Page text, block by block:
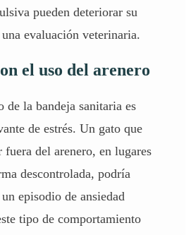
pueden deteriorar su
evaluación veterinaria.
el uso del arenero
de la bandeja sanitaria es
de estrés. Un gato que
fuera del arenero, en lugares
descontrolada, podría
episodio de ansiedad
tipo de comportamiento